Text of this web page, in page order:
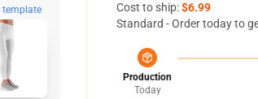
template Cost to ship:$6.99
Standard - Order today to
Production
Today